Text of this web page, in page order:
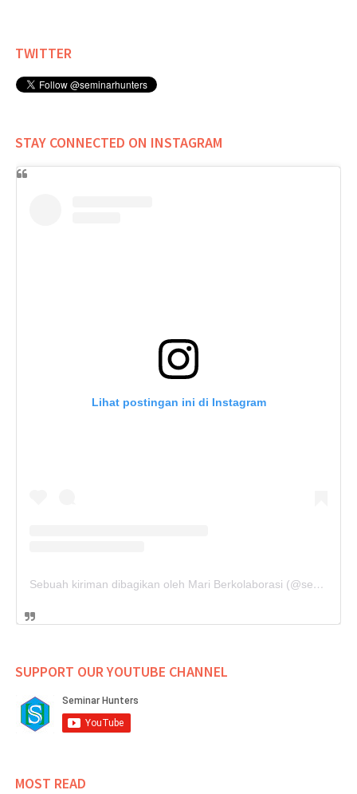
TWITTER
STAY CONNECTED ON INSTAGRAM
Lihat postingan ini di Instagram
Sebuah kiriman dibagikan oleh Mari Berkolaborasi (@seminarhunters)
SUPPORT OUR YOUTUBE CHANNEL
MOST READ